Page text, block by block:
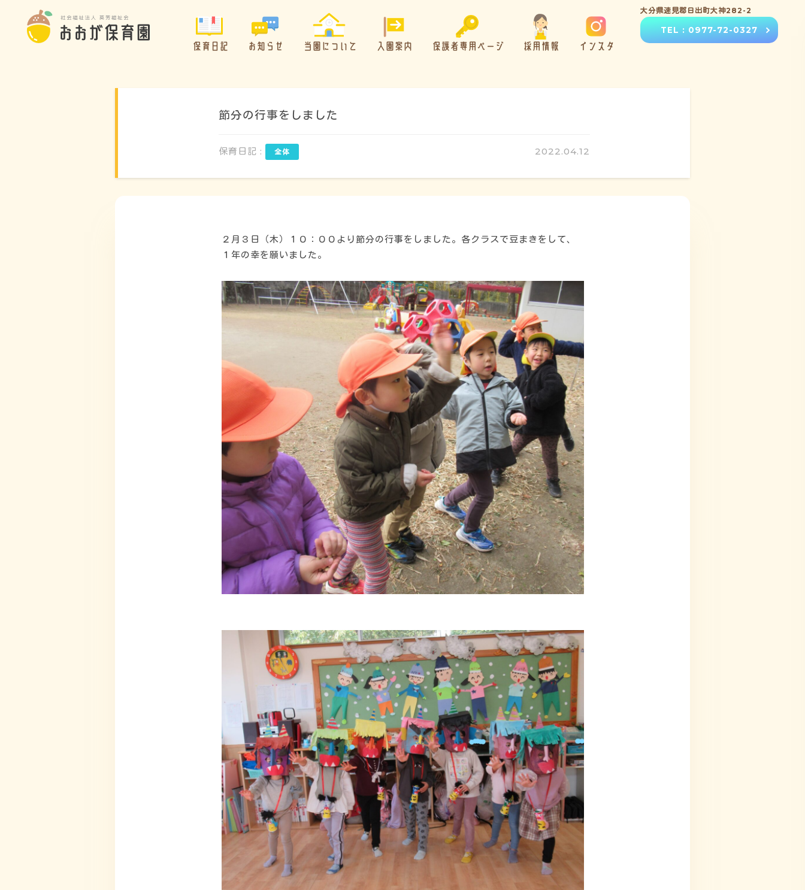
保育日記 お知らせ 当園について 入園案内 保護者専用ページ 採用情報 インスタ
大分県速見郡日出町大神282-2
TEL : 0977-72-0327
節分の行事をしました
保育日記 : 2022.04.12
２月３日（木）１０：００より節分の行事をしました。各クラスで豆まきをして、
１年の幸を願いました。
年間行事
施設の紹介
情報公開